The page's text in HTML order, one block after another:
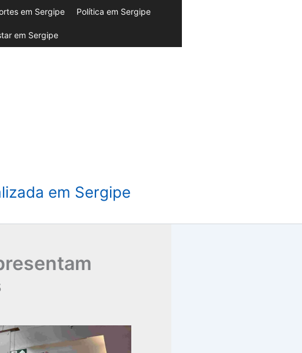
em Sergipe Política em Sergipe
em Sergipe
em Sergipe